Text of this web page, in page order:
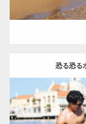
恐る恐る
【
ギネ
【TV
ラス